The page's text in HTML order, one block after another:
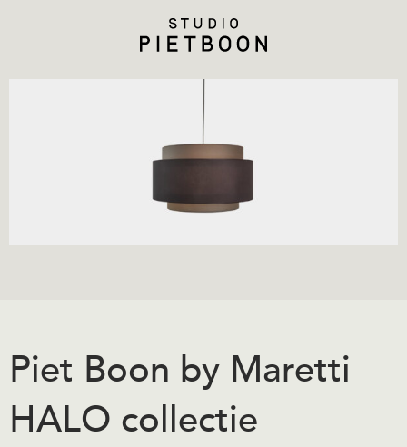
Piet Boon by Maretti
HALO collectie